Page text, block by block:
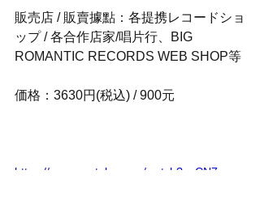
販売店 / 販賣據點：各提携レコードショ
ップ / 各合作店家/唱片行、BIG
ROMANTIC RECORDS WEB SHOP等
価格：3630円(税込) / 900元
https://www.youtube.com/watch?v=CN7usm-